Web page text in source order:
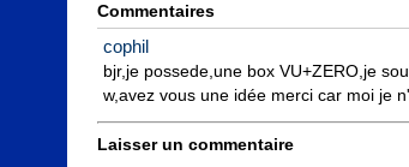
Commentaires
cophil
bjr,je possede,une box VU+ZERO,je
w,avez vous une idée merci car moi je
Laisser un commentaire